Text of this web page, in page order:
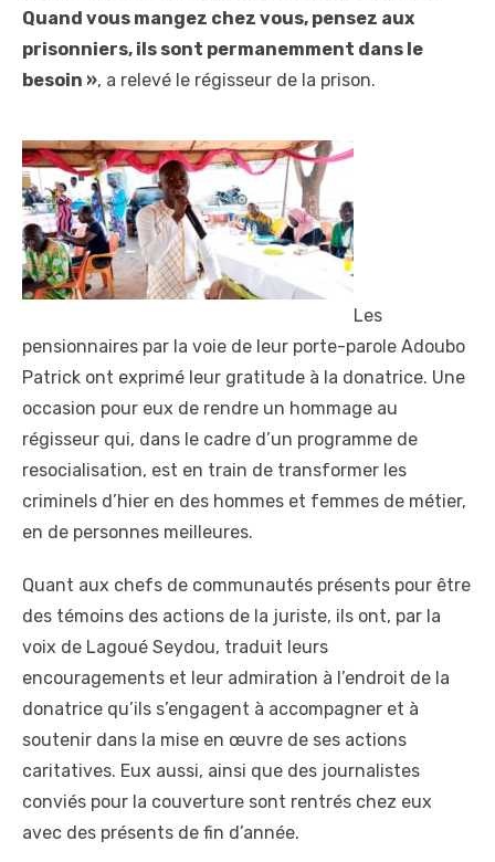
Quand vous mangez chez vous, pensez aux
prisonniers, ils sont permanemment dans le
besoin », a relevé le régisseur de la prison.
Les
pensionnaires par la voie de leur porte-parole Adoubo
Patrick ont exprimé leur gratitude à la donatrice. Une
occasion pour eux de rendre un hommage au
régisseur qui, dans le cadre d’un programme de
resocialisation, est en train de transformer les
criminels d’hier en des hommes et femmes de métier,
en de personnes meilleures.
Quant aux chefs de communautés présents pour être
des témoins des actions de la juriste, ils ont, par la
voix de Lagoué Seydou, traduit leurs
encouragements et leur admiration à l’endroit de la
donatrice qu’ils s’engagent à accompagner et à
soutenir dans la mise en œuvre de ses actions
caritatives. Eux aussi, ainsi que des journalistes
conviés pour la couverture sont rentrés chez eux
avec des présents de fin d’année.